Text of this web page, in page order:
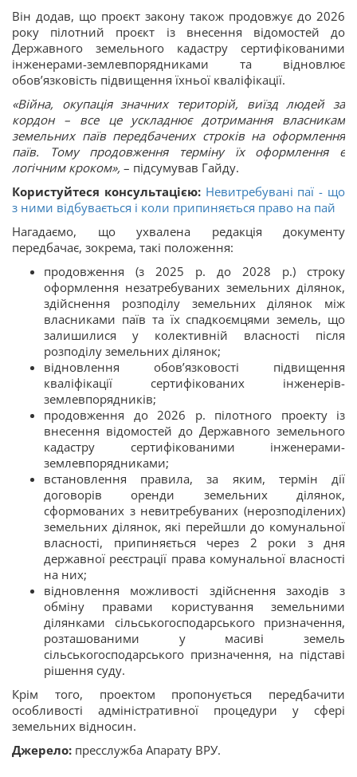
Він додав, що проєкт закону також продовжує до 2026
року пілотний проєкт із внесення відомостей до
Державного земельного кадастру сертифікованими
інженерами-землевпорядниками та відновлює
обов’язковість підвищення їхньої кваліфікації.
«Війна, окупація значних територій, виїзд людей за
кордон – все це ускладнює дотримання власникам
земельних паїв передбачених строків на оформлення
паїв. Тому продовження терміну їх оформлення є
логічним кроком», – підсумував Гайду.
Користуйтеся консультацією: Невитребувані паї - що
з ними відбувається і коли припиняється право на пай
Нагадаємо, що ухвалена редакція документу
передбачає, зокрема, такі положення:
продовження (з 2025 р. до 2028 р.) строку
оформлення незатребуваних земельних ділянок,
здійснення розподілу земельних ділянок між
власниками паїв та їх спадкоємцями земель, що
залишилися у колективній власності після
розподілу земельних ділянок;
відновлення обов’язковості підвищення
кваліфікації сертифікованих інженерів-
землевпорядників;
продовження до 2026 р. пілотного проекту із
внесення відомостей до Державного земельного
кадастру сертифікованими інженерами-
землевпорядниками;
встановлення правила, за яким, термін дії
договорів оренди земельних ділянок,
сформованих з невитребуваних (нерозподілених)
земельних ділянок, які перейшли до комунальної
власності, припиняється через 2 роки з дня
державної реєстрації права комунальної власності
на них;
відновлення можливості здійснення заходів з
обміну правами користування земельними
ділянками сільськогосподарського призначення,
розташованими у масиві земель
сільськогосподарського призначення, на підставі
рішення суду.
Крім того, проектом пропонується передбачити
особливості адміністративної процедури у сфері
земельних відносин.
Джерело: пресслужба Апарату ВРУ.